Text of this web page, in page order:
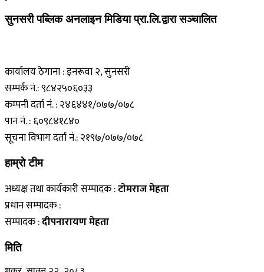
सुनसरी पब्लिक अनलाइन मिडिया प्रा.लि.द्वारा सञ्चालित
कार्यालय ठेगाना : इनरूवा २, सुनसरी
सम्पर्क नं.: ९८४२५०६०३३
कम्पनी दर्ता नं. : २४६४४१/०७७/०७८
पान नं. : ६०९८४१८४०
सूचना विभाग दर्ता नं.: २१९७/०७७/०७८
हाम्राे टीम
अध्यक्ष तथा कार्यकारी सम्पादक :टाेमराज मेहता
प्रधान सम्पादक :
सम्पादक :दीपनारायण मेहता
मिति